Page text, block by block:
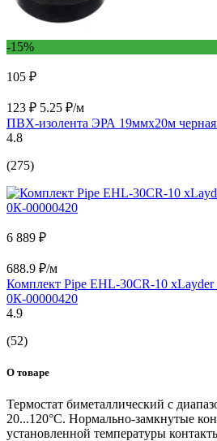
-15%
105 ₽
123 ₽ 5.25 ₽/м
ПВХ-изолента ЭРА 19ммх20м черная
4.8
(275)
6 889 ₽
688.9 ₽/м
Комплект Pipe EHL-30CR-10
0К-00000420
4.9
(52)
О товаре
Термостат биметаллический с
20...120°С. Нормально-замкнутые
установленной температуры